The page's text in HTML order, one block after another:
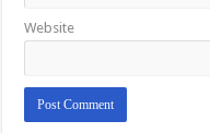
Website